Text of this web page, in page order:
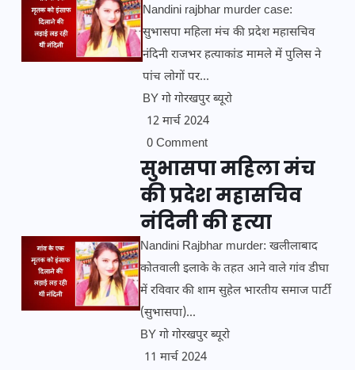
Nandini rajbhar murder case:
सुभासपा महिला मंच की प्रदेश महासचिव
नंदिनी राजभर हत्याकांड मामले में पुलिस ने
पांच लोगों पर...
BYगो गोरखपुर ब्यूरो
12 मार्च 2024
0 Comment
सुभासपा महिला मंच
की प्रदेश महासचिव
नंदिनी की हत्या
Nandini Rajbhar murder: खलीलाबाद
कोतवाली इलाके के तहत आने वाले गांव डीघा
में रविवार की शाम सुहेल भारतीय समाज पार्टी
(सुभासपा)...
BY गो गोरखपुर ब्यूरो
11 मार्च 2024